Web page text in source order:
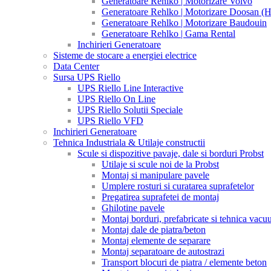
Generatoare Rehlko | Motorizare Doosan
Generatoare Rehlko | Motorizare Baudouin
Generatoare Rehlko | Gama Rental
Inchirieri Generatoare
Sisteme de stocare a energiei electrice
Data Center
Sursa UPS Riello
UPS Riello Line Interactive
UPS Riello On Line
UPS Riello Solutii Speciale
UPS Riello VFD
Inchirieri Generatoare
Tehnica Industriala & Utilaje constructii
Scule si dispozitive pavaje, dale si borduri Probst
Utilaje si scule noi de la Probst
Montaj si manipulare pavele
Umplere rosturi si curatarea suprafetelor
Pregatirea suprafetei de montaj
Ghilotine pavele
Montaj borduri, prefabricate si tehnica
Montaj dale de piatra/beton
Montaj elemente de separare
Montaj separatoare de autostrazi
Transport blocuri de piatra / elemente beton